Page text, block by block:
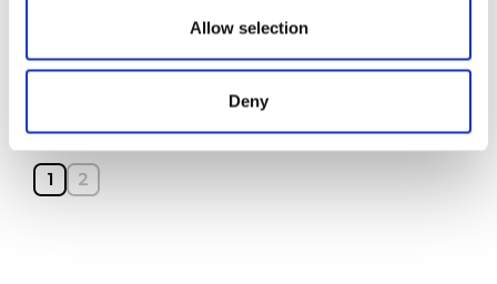
Allow selection
Deny
1 2